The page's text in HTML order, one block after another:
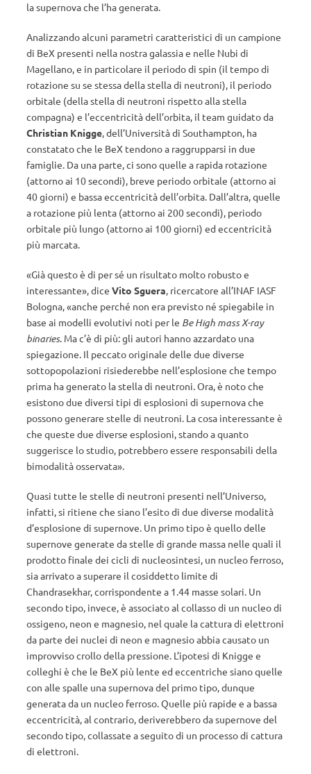
la supernova che l’ha generata.
Analizzando alcuni parametri caratteristici di un campione
di BeX presenti nella nostra galassia e nelle Nubi di
Magellano, e in particolare il periodo di spin (il tempo di
rotazione su se stessa della stella di neutroni), il periodo
orbitale (della stella di neutroni rispetto alla stella
compagna) e l’eccentricità dell’orbita, il team guidato da
Christian Knigge, dell’Università di Southampton, ha
constatato che le BeX tendono a raggrupparsi in due
famiglie. Da una parte, ci sono quelle a rapida rotazione
(attorno ai 10 secondi), breve periodo orbitale (attorno ai
40 giorni) e bassa eccentricità dell’orbita. Dall’altra, quelle
a rotazione più lenta (attorno ai 200 secondi), periodo
orbitale più lungo (attorno ai 100 giorni) ed eccentricità
più marcata.
«Già questo è di per sé un risultato molto robusto e
interessante», dice Vito Sguera, ricercatore all’INAF IASF
Bologna, «anche perché non era previsto né spiegabile in
base ai modelli evolutivi noti per le Be High mass X-ray
binaries. Ma c’è di più: gli autori hanno azzardato una
spiegazione. Il peccato originale delle due diverse
sottopopolazioni risiederebbe nell’esplosione che tempo
prima ha generato la stella di neutroni. Ora, è noto che
esistono due diversi tipi di esplosioni di supernova che
possono generare stelle di neutroni. La cosa interessante è
che queste due diverse esplosioni, stando a quanto
suggerisce lo studio, potrebbero essere responsabili della
bimodalità osservata».
Quasi tutte le stelle di neutroni presenti nell’Universo,
infatti, si ritiene che siano l’esito di due diverse modalità
d’esplosione di supernove. Un primo tipo è quello delle
supernove generate da stelle di grande massa nelle quali il
prodotto finale dei cicli di nucleosintesi, un nucleo ferroso,
sia arrivato a superare il cosiddetto limite di
Chandrasekhar, corrispondente a 1.44 masse solari. Un
secondo tipo, invece, è associato al collasso di un nucleo di
ossigeno, neon e magnesio, nel quale la cattura di elettroni
da parte dei nuclei di neon e magnesio abbia causato un
improvviso crollo della pressione. L’ipotesi di Knigge e
colleghi è che le BeX più lente ed eccentriche siano quelle
con alle spalle una supernova del primo tipo, dunque
generata da un nucleo ferroso. Quelle più rapide e a bassa
eccentricità, al contrario, deriverebbero da supernove del
secondo tipo, collassate a seguito di un processo di cattura
di elettroni.